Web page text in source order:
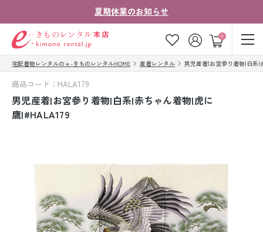
夏期休業のお知らせ
0
ゲスト
お気に入り ログイン カート
会社案内
法人・グループの
お客様はこちら
着物の種類から探す
宅配着物レンタルのｅ-きものレンタルHOME 産着レンタル 男児産着|お宮参り着物|白系|
商品コード：HALA179
男児産着|お宮参り着物|白系|赤ちゃん着物|虎に
鷹|#HALA179